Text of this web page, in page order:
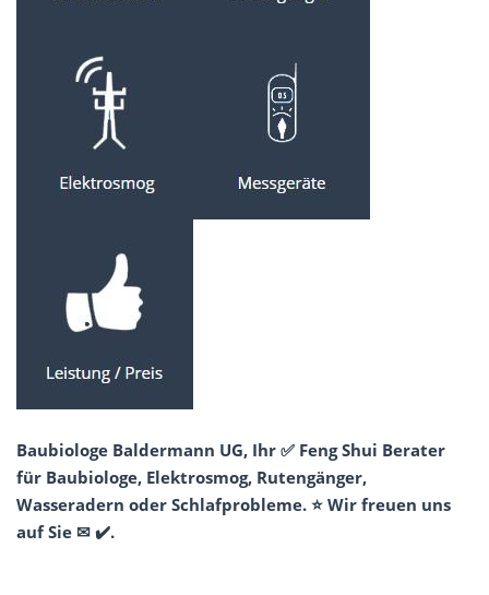
Baubiologe Baldermann UG, Ihr ✅ Feng Shui Berater
für Baubiologe, Elektrosmog, Rutengänger,
Wasseradern oder Schlafprobleme. ⭐ Wir freuen uns
auf Sie ✉ ✔️.